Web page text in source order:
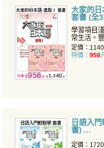
大家的
套書 (全
學習項目
常生活。
面提升您
定價：
特價： 958
日語入
書)
定價：